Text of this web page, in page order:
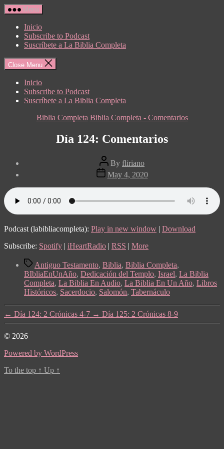
Skip
to
content
Menu
Inicio
Subscribe to Podcast
Suscríbete a La Biblia Completa
Close Menu
Inicio
Subscribe to Podcast
Suscríbete a La Biblia Completa
Categories
Biblia Completa Biblia Completa - Comentarios
Día 124: Comentarios
Post
author
By fliriano
Post
date
May 4, 2020
Podcast (labibliacompleta): Play in new window | Download
Subscribe: Spotify | iHeartRadio | RSS | More
TagsAntiguo Testamento, Biblia, Biblia Completa,
BIbliaEnUnAño, Dedicación del Templo, Israel, La Biblia
Completa, La Biblia En Audio, La Biblia En Un Año, Libros
Históricos, Sacerdocio, Salomón, Tabernáculo
← Día 124: 2 Crónicas 4-7 → Día 125: 2 Crónicas 8-9
© 2026
Powered by WordPress
To the top ↑ Up ↑